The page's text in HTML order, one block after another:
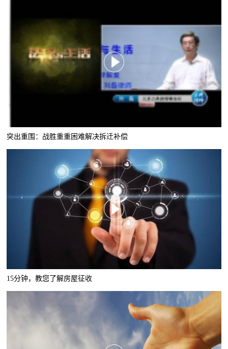
突出重围：战胜重重困难解决拆迁补偿
15分钟，教您了解房屋征收